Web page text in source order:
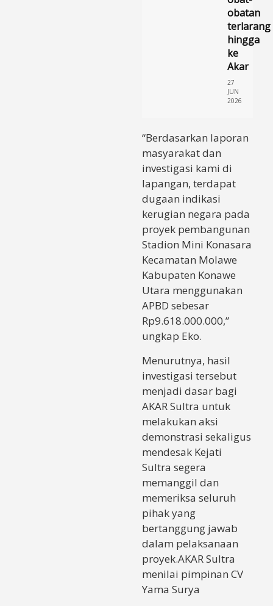
obatan
terlarang
hingga
ke
Akar
27
JUN
2026
“Berdasarkan laporan
masyarakat dan
investigasi kami di
lapangan, terdapat
dugaan indikasi
kerugian negara pada
proyek pembangunan
Stadion Mini Konasara
Kecamatan Molawe
Kabupaten Konawe
Utara menggunakan
APBD sebesar
Rp9.618.000.000,”
ungkap Eko.
Menurutnya, hasil
investigasi tersebut
menjadi dasar bagi
AKAR Sultra untuk
melakukan aksi
demonstrasi sekaligus
mendesak Kejati
Sultra segera
memanggil dan
memeriksa seluruh
pihak yang
bertanggung jawab
dalam pelaksanaan
proyek.AKAR Sultra
menilai pimpinan CV
Yama Surya